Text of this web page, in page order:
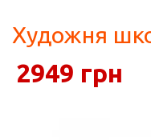
Художня
2949 грн